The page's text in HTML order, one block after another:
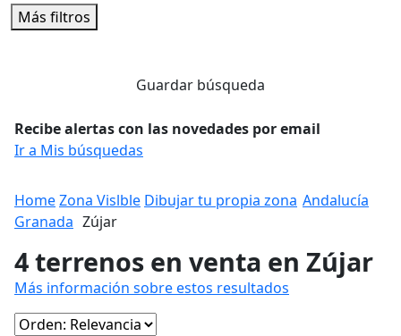
Más filtros
Guardar búsqueda
Recibe alertas con las novedades por email
Ir a Mis búsquedas
HomeZona Vislble Dibujar tu propia zona Andalucía
Granada Zújar
4 terrenos en venta en Zújar
Más información sobre estos resultados